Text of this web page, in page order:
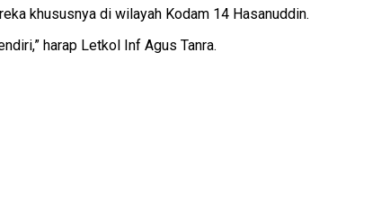
khususnya di wilayah Kodam 14 Hasanuddin.
harap Letkol Inf Agus Tanra.